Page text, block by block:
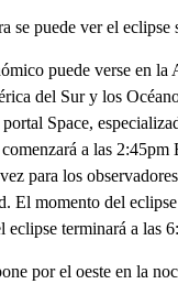
se puede ver el eclipse
puede verse en la
del Sur y los
Space,
a las 2:45pm
para los
El momento del
terminará a las
por el oeste en la